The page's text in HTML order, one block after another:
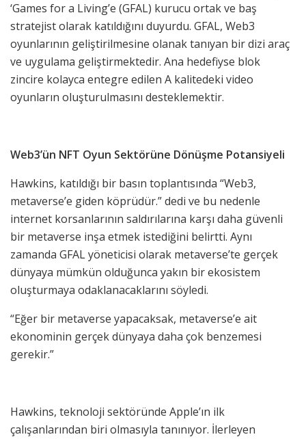
‘Games for a Living’e (GFAL) kurucu ortak ve baş
stratejist olarak katıldığını duyurdu. GFAL, Web3
oyunlarının geliştirilmesine olanak tanıyan bir dizi araç
ve uygulama geliştirmektedir. Ana hedefiyse blok
zincire kolayca entegre edilen A kalitedeki video
oyunların oluşturulmasını desteklemektir.
Web3’ün NFT Oyun Sektörüne Dönüşme Potansiyeli
Hawkins, katıldığı bir basın toplantısında “Web3,
metaverse’e giden köprüdür.” dedi ve bu nedenle
internet korsanlarının saldırılarına karşı daha güvenli
bir metaverse inşa etmek istediğini belirtti. Aynı
zamanda GFAL yöneticisi olarak metaverse’te gerçek
dünyaya mümkün olduğunca yakın bir ekosistem
oluşturmaya odaklanacaklarını söyledi.
“Eğer bir metaverse yapacaksak, metaverse’e ait
ekonominin gerçek dünyaya daha çok benzemesi
gerekir.”
Hawkins, teknoloji sektöründe Apple’ın ilk
çalışanlarından biri olmasıyla tanınıyor. İlerleyen